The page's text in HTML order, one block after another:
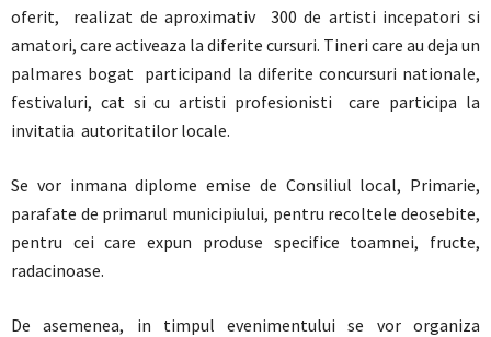
oferit, realizat de aproximativ 300 de artisti incepatori si
amatori, care activeaza la diferite cursuri. Tineri care au deja un
palmares bogat participand la diferite concursuri nationale,
festivaluri, cat si cu artisti profesionisti care participa la
invitatia autoritatilor locale.
Se vor inmana diplome emise de Consiliul local, Primarie,
parafate de primarul municipiului, pentru recoltele deosebite,
pentru cei care expun produse specifice toamnei, fructe,
radacinoase.
De asemenea, in timpul evenimentului se vor organiza